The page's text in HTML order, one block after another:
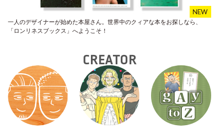
一人のデザイナーが始めた本屋さん。世界中のクィアな本をお探しなら、
「ロンリネスブックス」へようこそ！
CREATOR